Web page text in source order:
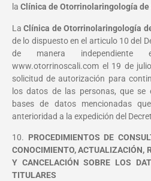
la Clínica de Otorrinolaringología de
LaClínica de Otorrinolaringología
de lo dispuesto en el articulo 10 del
de manera
www.otorrinoscali.com el 19 de
solicitud de autorización para
los datos de las personas, que se
bases de datos mencionadas
anterioridad a la expedición del
10. PROCEDIMIENTOS DE
CONOCIMIENTO, ACTUALIZACIÓN,
Y CANCELACIÓN SOBRE LOS
TITULARES